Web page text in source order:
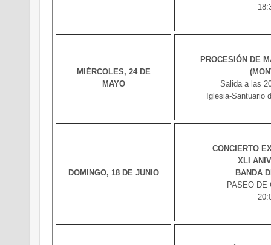
MIÉRCOLES, 24 DE
MAYO
PROCESIÓN DE
Salida a las
Iglesia-Santuario
DOMINGO, 18 DE JUNIO
CONCIERTO
XLI
BANDA
PASEO DE